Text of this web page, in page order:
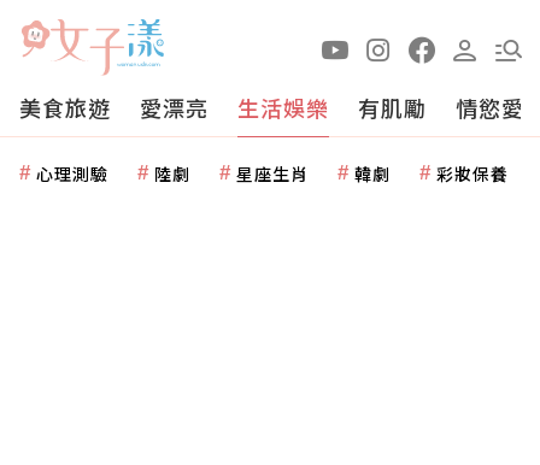
美食旅遊 愛漂亮 生活娛樂 有肌勵 情慾愛
心理測驗 陸劇 星座生肖 韓劇 彩妝保養